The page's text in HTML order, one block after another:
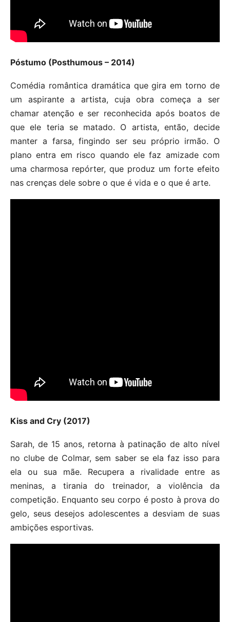
Póstumo (Posthumous – 2014)
Comédia romântica dramática que gira em torno de
um aspirante a artista, cuja obra começa a ser
chamar atenção e ser reconhecida após boatos de
que ele teria se matado. O artista, então, decide
manter a farsa, fingindo ser seu próprio irmão. O
plano entra em risco quando ele faz amizade com
uma charmosa repórter, que produz um forte efeito
nas crenças dele sobre o que é vida e o que é arte.
Kiss and Cry (2017)
Sarah, de 15 anos, retorna à patinação de alto nível
no clube de Colmar, sem saber se ela faz isso para
ela ou sua mãe. Recupera a rivalidade entre as
meninas, a tirania do treinador, a violência da
competição. Enquanto seu corpo é posto à prova do
gelo, seus desejos adolescentes a desviam de suas
ambições esportivas.